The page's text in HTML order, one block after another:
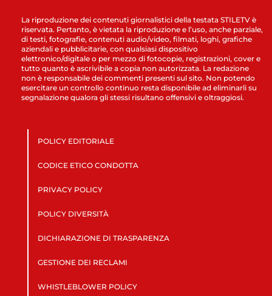
La riproduzione dei contenuti giornalistici della testata STILETV è
riservata. Pertanto, è vietata la riproduzione e l’uso, anche parziale,
di testi, fotografie, contenuti audio/video, filmati, loghi, grafiche
aziendali e pubblicitarie, con qualsiasi dispositivo
elettronico/digitale o per mezzo di fotocopie, registrazioni, cover e
tutto quanto è ascrivibile a copia non autorizzata. La redazione
non è responsabile dei commenti presenti sul sito. Non potendo
esercitare un controllo continuo resta disponibile ad eliminarli su
segnalazione qualora gli stessi risultano offensivi e oltraggiosi.
POLICY EDITORIALE
CODICE ETICO CONDOTTA
PRIVACY POLICY
POLICY DIVERSITÀ
DICHIARAZIONE DI TRASPARENZA
GESTIONE DEI RECLAMI
WHISTLEBLOWER POLICY